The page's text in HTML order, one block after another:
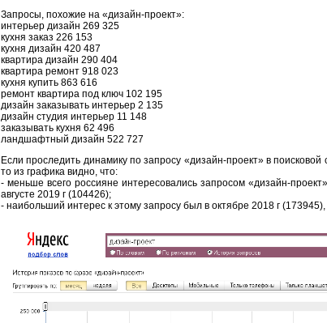
Запросы, похожие на «дизайн-проект»:
интерьер дизайн 269 325
кухня заказ 226 153
кухня дизайн 420 487
квартира дизайн 290 404
квартира ремонт 918 023
кухня купить 863 616
ремонт квартира под ключ 102 195
дизайн заказывать интерьер 2 135
дизайн студия интерьер 11 148
заказывать кухня 62 496
ландшафтный дизайн 522 727
Если проследить динамику по запросу «дизайн-проект» в
то из графика видно, что:
- меньше всего россияне интересовались запросом «дизайн-
августе 2019 г (104426);
- наибольший интерес к этому запросу был в октябре 2018 г